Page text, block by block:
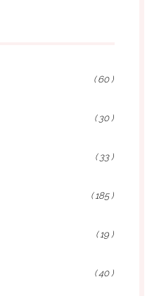
( 60 )
( 30 )
( 33 )
( 185 )
( 19 )
( 40 )